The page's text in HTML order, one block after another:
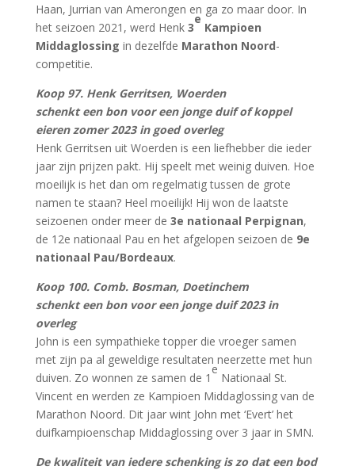
Haan, Jurrian van Amerongen en ga zo maar door. In
het seizoen 2021, werd Henk 3
e
Kampioen
Middaglossing in dezelfde Marathon Noord-
competitie.
Koop 97. Henk Gerritsen, Woerden
schenkt een bon voor een jonge duif of koppel
eieren zomer 2023 in goed overleg
Henk Gerritsen uit Woerden is een liefhebber die ieder
jaar zijn prijzen pakt. Hij speelt met weinig duiven. Hoe
moeilijk is het dan om regelmatig tussen de grote
namen te staan? Heel moeilijk! Hij won de laatste
seizoenen onder meer de 3e nationaal Perpignan,
de 12e nationaal Pau en het afgelopen seizoen de 9e
nationaal Pau/Bordeaux.
Koop 100. Comb. Bosman, Doetinchem
schenkt een bon voor een jonge duif 2023 in
overleg
John is een sympathieke topper die vroeger samen
met zijn pa al geweldige resultaten neerzette met hun
duiven. Zo wonnen ze samen de 1
e
Nationaal St.
Vincent en werden ze Kampioen Middaglossing van de
Marathon Noord. Dit jaar wint John met ‘Evert’ het
duifkampioenschap Middaglossing over 3 jaar in SMN.
De kwaliteit van iedere schenking is zo dat een bod